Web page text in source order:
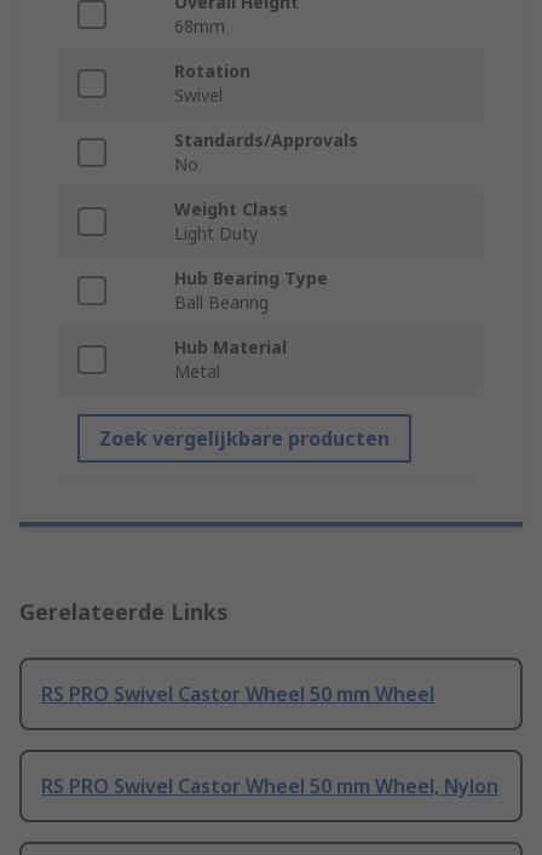
68mm
Rotation
Swivel
Standards/Approvals
No
Weight Class
Light Duty
Hub Bearing Type
Ball Bearing
Hub Material
Metal
Zoek vergelijkbare producten
Gerelateerde Links
RS PRO Swivel Castor Wheel 50 mm Wheel
RS PRO Swivel Castor Wheel 50 mm Wheel, Nylon